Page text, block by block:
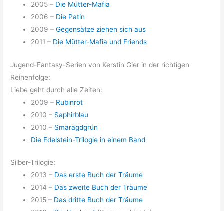
2005 – Die Mütter-Mafia
2006 – Die Patin
2009 –Gegensätze ziehen sich aus
2011 – Die Mütter-Mafia und Friends
Jugend-Fantasy-Serien von Kerstin Gier in der richtigen
Reihenfolge:
Liebe geht durch alle Zeiten:
2009 – Rubinrot
2010 – Saphirblau
2010 – Smaragdgrün
Die Edelstein-Trilogie in einem Band
Silber-Trilogie:
2013 – Das erste Buch der Träume
2014 – Das zweite Buch der Träume
2015 – Das dritte Buch der Träume